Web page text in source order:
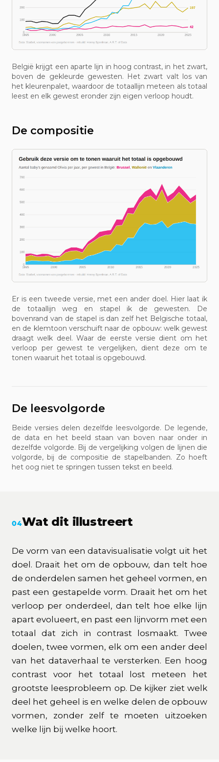
België krijgt een aparte lijn in hoog contrast, in het zwart,
boven de gekleurde gewesten. Het zwart valt los van
het kleurenpalet, waardoor de totaallijn meteen als totaal
leest en elk gewest eronder zijn eigen verloop houdt.
De compositie
Er is een tweede versie, met een ander doel. Hier laat ik
de totaallijn weg en stapel ik de gewesten. De
bovenrand van de stapel is dan zelf het Belgische totaal,
en de klemtoon verschuift naar de opbouw: welk gewest
draagt welk deel. Waar de eerste versie dient om het
verloop per gewest te vergelijken, dient deze om te
tonen waaruit het totaal is opgebouwd.
De leesvolgorde
Beide versies delen dezelfde leesvolgorde. De legende,
de data en het beeld staan van boven naar onder in
dezelfde volgorde. Bij de vergelijking volgen de lijnen die
volgorde, bij de compositie de stapelbanden. Zo hoeft
het oog niet te springen tussen tekst en beeld.
04Wat dit illustreert
De vorm van een datavisualisatie volgt uit het
doel. Draait het om de opbouw, dan telt hoe
de onderdelen samen het geheel vormen, en
past een gestapelde vorm. Draait het om het
verloop per onderdeel, dan telt hoe elke lijn
apart evolueert, en past een lijnvorm met een
totaal dat zich in contrast losmaakt. Twee
doelen, twee vormen, elk om een ander deel
van het dataverhaal te versterken. Een hoog
contrast voor het totaal lost meteen het
grootste leesprobleem op. De kijker ziet welk
deel het geheel is en welke delen de opbouw
vormen, zonder zelf te moeten uitzoeken
welke lijn bij welke hoort.